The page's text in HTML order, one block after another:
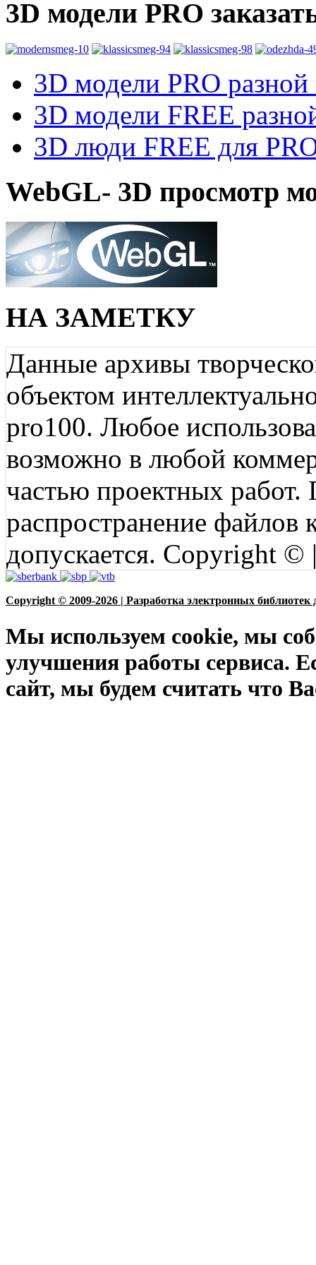
3D модели PRO
3D модели PRO разной
3D модели FREE
3D люди FREE для
WebGL- 3D просмотр
НА ЗАМЕТКУ
Данные архивы
объектом
pro100. Любое
возможно в любой
частью проектных
распространение файлов
допускается. Copyright
Copyright © 2009-2026 | Разработка электронных библиотек
Мы используем cookie, мы
улучшения работы сервиса.
сайт, мы будем считать что